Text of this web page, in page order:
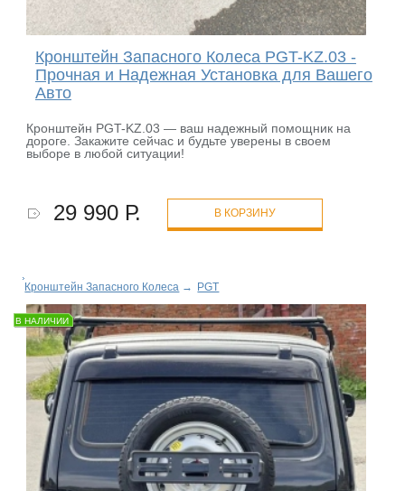
Кронштейн Запасного Колеса PGT-KZ.03 -
Прочная и Надежная Установка для Вашего
Авто
Кронштейн PGT-KZ.03 — ваш надежный помощник на
дороге. Закажите сейчас и будьте уверены в своем
выборе в любой ситуации!
29 990 Р. В КОРЗИНУ
Кронштейн Запасного Колеса → PGT
В НАЛИЧИИ